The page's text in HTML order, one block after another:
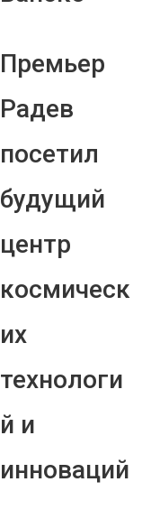
Премьер
Радев
посетил
будущий
центр
космическ
их
технологи
й и
инноваций